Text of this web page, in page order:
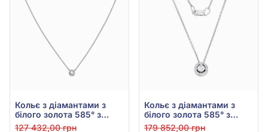
Кольє з діамантами з
білого золота 585° з
діамантом 0,4ct, арт.
127 432,00 грн
Кольє з діамантами з
білого золота 585° з
діамантом 0,2ct, арт.
179 852,00 грн